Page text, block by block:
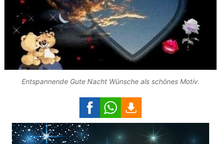
Entspannende Gute Nacht Wünsche als schönes Motiv.